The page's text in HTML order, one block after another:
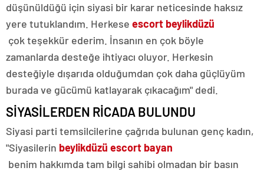
düşünüldüğü için siyasi bir karar neticesinde haksız
yere tutuklandım. Herkese escort beylikdüzü
çok teşekkür ederim. İnsanın en çok böyle
zamanlarda desteğe ihtiyacı oluyor. Herkesin
desteğiyle dışarıda olduğumdan çok daha güçlüyüm
burada ve gücümü katlayarak çıkacağım" dedi.
SİYASİLERDEN RİCADA BULUNDU
Siyasi parti temsilcilerine çağrıda bulunan genç kadın,
"Siyasilerin beylikdüzü escort bayan
benim hakkımda tam bilgi sahibi olmadan bir basın